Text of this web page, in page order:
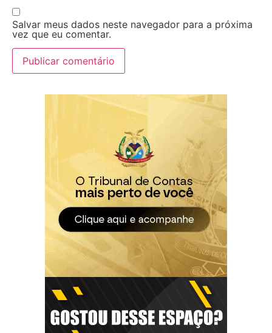
Salvar meus dados neste navegador para a próxima
vez que eu comentar.